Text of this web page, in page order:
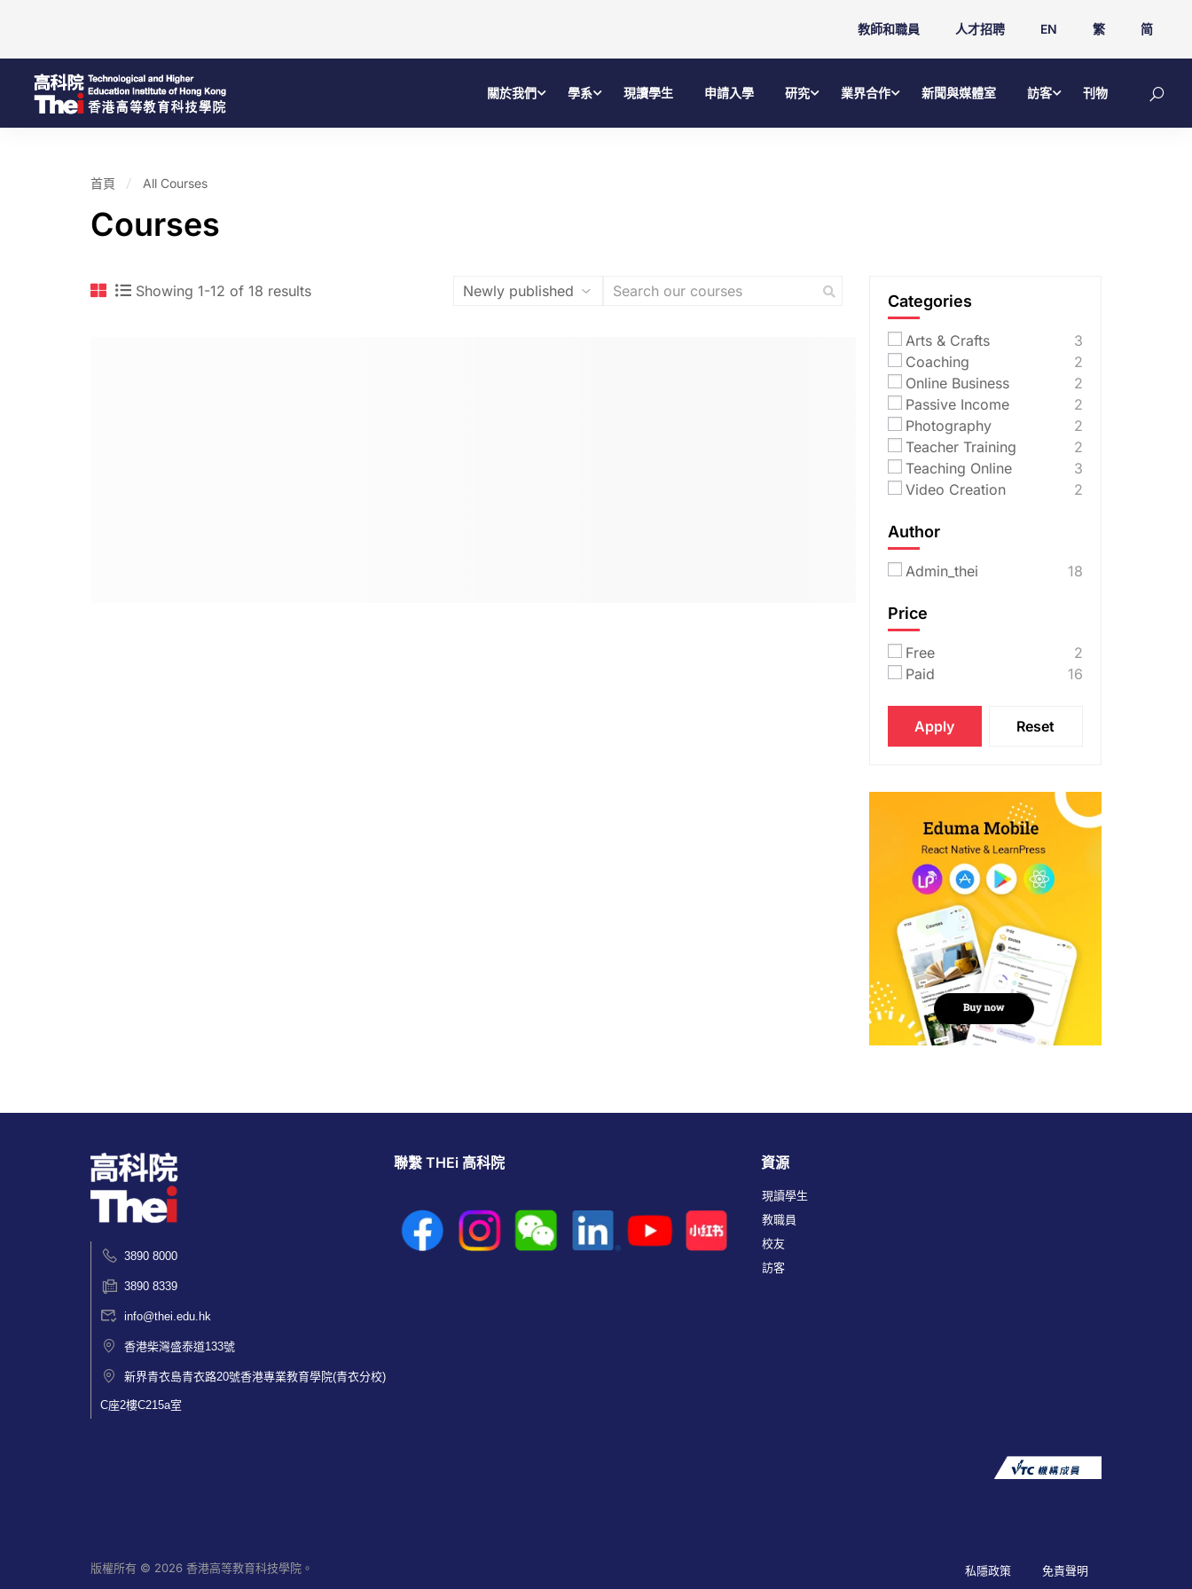
教師和職員 人才招聘 EN 繁 简
關於我們 學系 現讀學生 申請入學 研究 業界合作 新聞與媒體室 訪客 刊物
首頁 All Courses
Courses
Showing 1-12 of 18 results
Categories
Arts & Crafts
3
Coaching
2
Online Business
2
Passive Income
2
Photography
2
Teacher Training
2
Teaching Online
3
Video Creation
2
Author
Admin_thei 18
Price
Free
2
Paid
16
Apply Reset
3890 8000
3890 8339
info@thei.edu.hk
香港柴灣盛泰道133號
新界青衣島青衣路20號香港專業教育學院(青衣分校)
C座2樓C215a室
聯繫 THEi 高科院 資源
現讀學生
教職員
校友
訪客
版權所有 © 2026 香港高等教育科技學院。 私隱政策 免責聲明